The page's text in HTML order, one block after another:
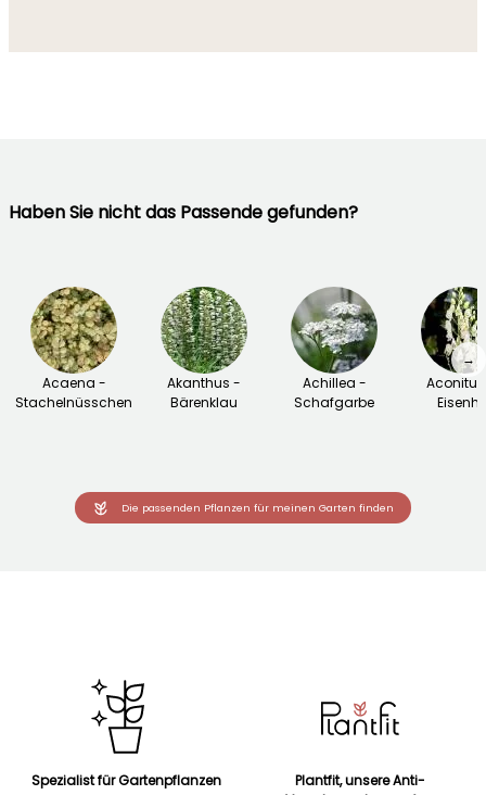
Haben Sie nicht das Passende gefunden?
Acaena -
Stachelnüsschen
Akanthus -
Bärenklau
Achillea -
Schafgarbe
→
Die passenden Pflanzen für meinen Garten finden
Spezialist für Gartenpflanzen
Plantfit, unsere Anti-